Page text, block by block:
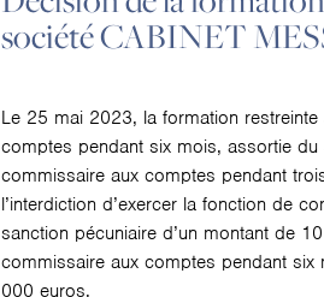
société CABINET
Le 25 mai 2023, la formation restreinte
comptes pendant six mois, assortie du
commissaire aux comptes pendant
l’interdiction d’exercer la fonction de
sanction pécuniaire d’un montant de
commissaire aux comptes pendant six
000 euros.